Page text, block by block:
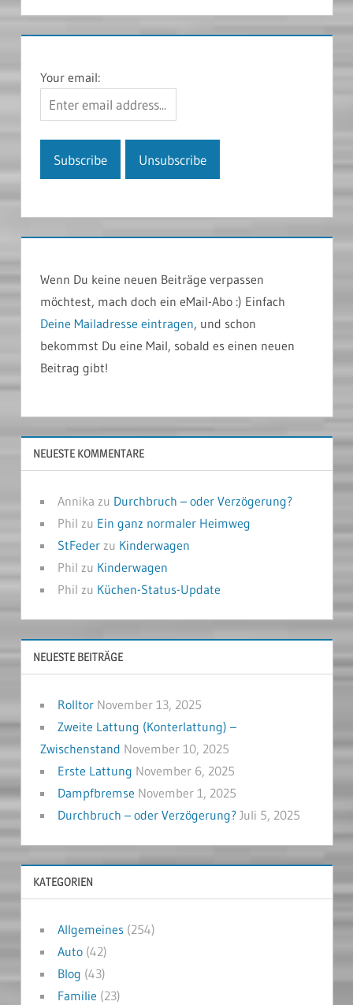
Your email:
Wenn Du keine neuen Beiträge verpassen
möchtest, mach doch ein eMail-Abo :) Einfach
Deine Mailadresse eintragen, und schon
bekommst Du eine Mail, sobald es einen neuen
Beitrag gibt!
NEUESTE KOMMENTARE
Annika zu Durchbruch – oder Verzögerung?
Phil zu Ein ganz normaler Heimweg
StFederzu Kinderwagen
Phil zu Kinderwagen
Phil zu Küchen-Status-Update
NEUESTE BEITRÄGE
Rolltor November 13, 2025
Zweite Lattung (Konterlattung) –
Zwischenstand November 10, 2025
Erste Lattung November 6, 2025
Dampfbremse November 1, 2025
Durchbruch – oder Verzögerung? Juli 5, 2025
KATEGORIEN
Allgemeines(254)
Auto(42)
Blog (43)
Familie (23)